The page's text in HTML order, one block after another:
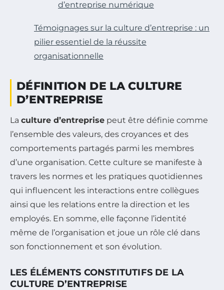
d’entreprise numérique
Témoignages sur la culture d’entreprise : un
pilier essentiel de la réussite
organisationnelle
DÉFINITION DE LA CULTURE
D’ENTREPRISE
La culture d’entreprise peut être définie comme
l’ensemble des valeurs, des croyances et des
comportements partagés parmi les membres
d’une organisation. Cette culture se manifeste à
travers les normes et les pratiques quotidiennes
qui influencent les interactions entre collègues
ainsi que les relations entre la direction et les
employés. En somme, elle façonne l’identité
même de l’organisation et joue un rôle clé dans
son fonctionnement et son évolution.
LES ÉLÉMENTS CONSTITUTIFS DE LA
CULTURE D’ENTREPRISE